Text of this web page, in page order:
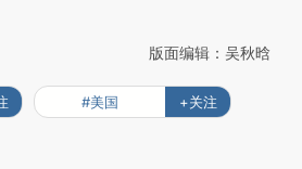
版面编辑：吴秋晗
#美国 +关注